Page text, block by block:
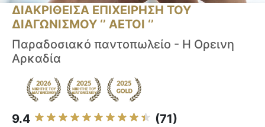
ΔΙΑΚΡΙΘΕΙΣΑ ΕΠΙΧΕΙΡΗΣΗ ΤΟΥ
ΔΙΑΓΩΝΙΣΜΟΥ ‘’ ΑΕΤΟΙ ‘’
Παραδοσιακό παντοπωλείο - Η Ορεινη
Αρκαδία
9.4 (71)